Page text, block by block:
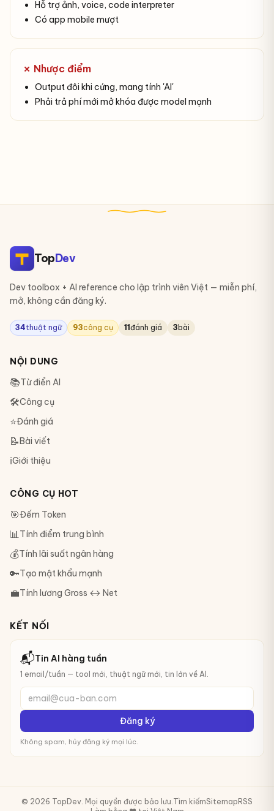
Hỗ trợ ảnh, voice, code interpreter
Có app mobile mượt
✗ Nhược điểm
Output đôi khi cứng, mang tính 'AI'
Phải trả phí mới mở khóa được model mạnh
TopDev
Dev toolbox + AI reference cho lập trình viên Việt — miễn phí,
mở, không cần đăng ký.
34thuật ngữ 93công cụ 11đánh giá 3 bài
NỘI DUNG
📚Từ điển AI
🛠Công cụ
⭐Đánh giá
📝Bài viết
ℹ️Giới thiệu
CÔNG CỤ HOT
🎯Đếm Token
📊Tính điểm trung bình
💰Tính lãi suất ngân hàng
🔑Tạo mật khẩu mạnh
💼Tính lương Gross ↔ Net
KẾT NỐI
📬Tin AI hàng tuần
1 email/tuần — tool mới, thuật ngữ mới, tin lớn về AI.
email@cua-ban.com
Đăng ký
Không spam, hủy đăng ký mọi lúc.
© 2026 TopDev. Mọi quyền được bảo lưu.Tìm kiếmSitemap RSS